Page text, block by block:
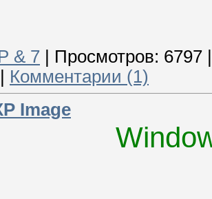
& 7
Просмотров: 6797
Комментарии (1)
Image